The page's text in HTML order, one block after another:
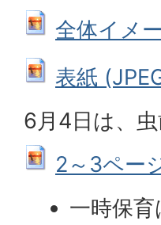
全体イメ
表紙
6月4日は、
2～3ペー
一時保